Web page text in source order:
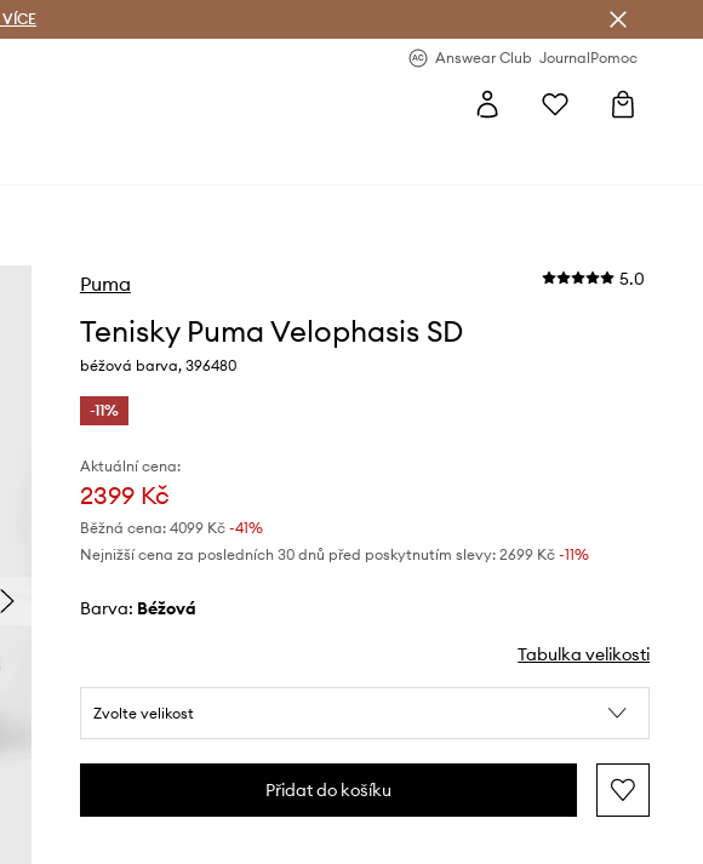
VÍCE
Answear Club JournalPomoc
Puma 5.0
Tenisky Puma Velophasis SD
béžová barva, 396480
-11%
Aktuální cena:
2399 Kč
Běžná cena: 4099 Kč-41%
Nejnižší cena za posledních 30 dnů před poskytnutím slevy: 2699 Kč -11%
Barva: béžová
Tabulka velikosti
Zvolte velikost
Přidat do košíku